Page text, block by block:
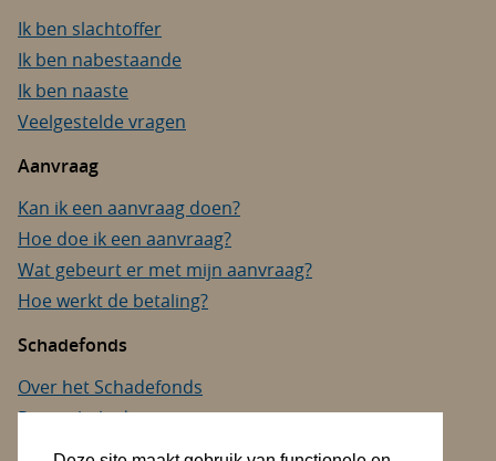
Ik ben slachtoffer
Ik ben nabestaande
Ik ben naaste
Veelgestelde vragen
Aanvraag
Kan ik een aanvraag doen?
Hoe doe ik een aanvraag?
Wat gebeurt er met mijn aanvraag?
Hoe werkt de betaling?
Schadefonds
Over het Schadefonds
Privacybeleid
Cookies